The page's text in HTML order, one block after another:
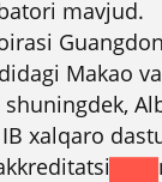
mavjud.
Makao
xalqaro